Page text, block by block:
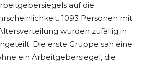
auf die
1093 Personen mit
wurden zufällig in
Die erste Gruppe sah eine
ein Arbeitgebersiegel, die